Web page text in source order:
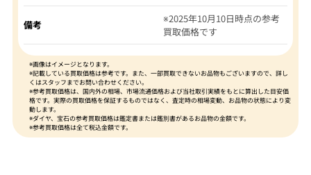
備考
※2025年10月10日時点の参考
買取価格です
※画像はイメージとなります。
※記載している買取価格は参考です。また、一部買取できないお品物もございますので、詳し
くはスタッフまでお問い合わせください。
※参考買取価格は、国内外の相場、市場流通価格および当社取引実績をもとに算出した目安価
格です。実際の買取価格を保証するものではなく、査定時の相場変動、お品物の状態により変
動します。
※ダイヤ、宝石の参考買取価格は鑑定書または鑑別書があるお品物の金額です。
※参考買取価格は全て税込金額です。